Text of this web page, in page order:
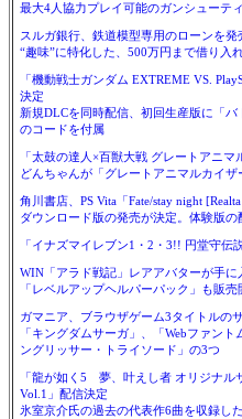
最大4人協力プレイ可能のガンシューテ
スルガ銀行、鉄道模型専用のローンを発
“趣味”に特化した、500万円まで借り入
「機動戦士ガンダム EXTREME VS.
決定
新規DLCを同時配信、初回生産版に「バ
のコードを付属
「太鼓の達人×百獣大戦 グレートアニマ
どんちゃんが「グレートアニマルカイザ
角川書店、PS Vita「Fate/stay night [Realta
ダウンロード版の発売が決定。体験版の
「イナズマイレブン1・2・3!! 円堂守伝
WIN「アラド戦記」レアアバターが手に
「レベルアップヘルパーパック」も販売
ガマニア、ブラウザゲーム3タイトルの
「キングダムサーガ」、「Webファント
ングリッサー・トライソード」の3つ
「龍が如く5 夢、叶えし者 オリジナル
Vol.1」配信決定
氷室京介氏の過去の代表作6曲を収録し